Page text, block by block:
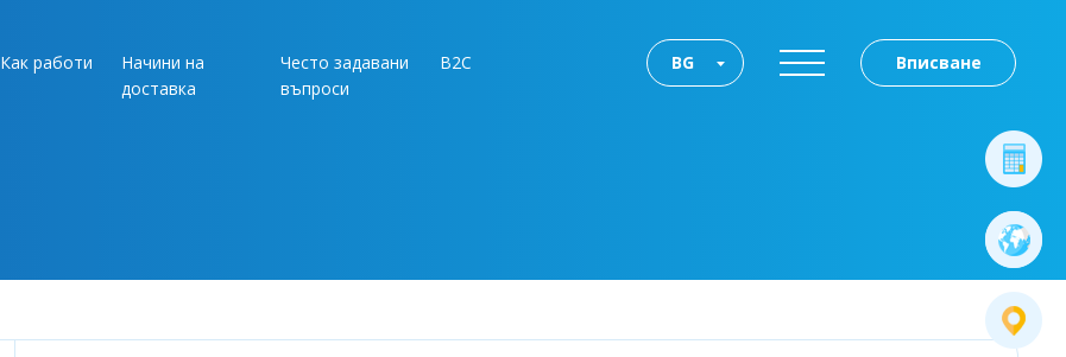
Как работи
Начини на
доставка
Често задавани
въпроси
B2C Вписване
BG